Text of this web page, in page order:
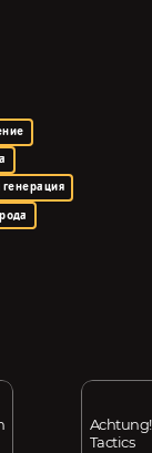
Tactics